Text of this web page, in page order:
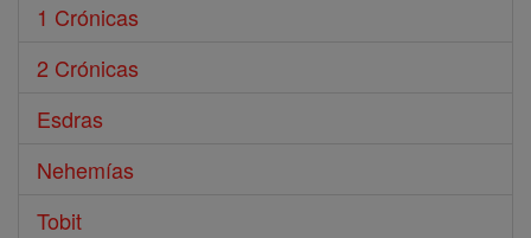
1 Crónicas
2 Crónicas
Esdras
Nehemías
Tobit